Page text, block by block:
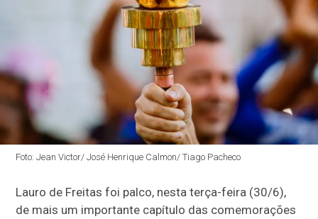
Foto: Jean Victor/ José Henrique Calmon/ Tiago Pacheco
Lauro de Freitas foi palco, nesta terça-feira (30/6),
de mais um importante capítulo das comemorações